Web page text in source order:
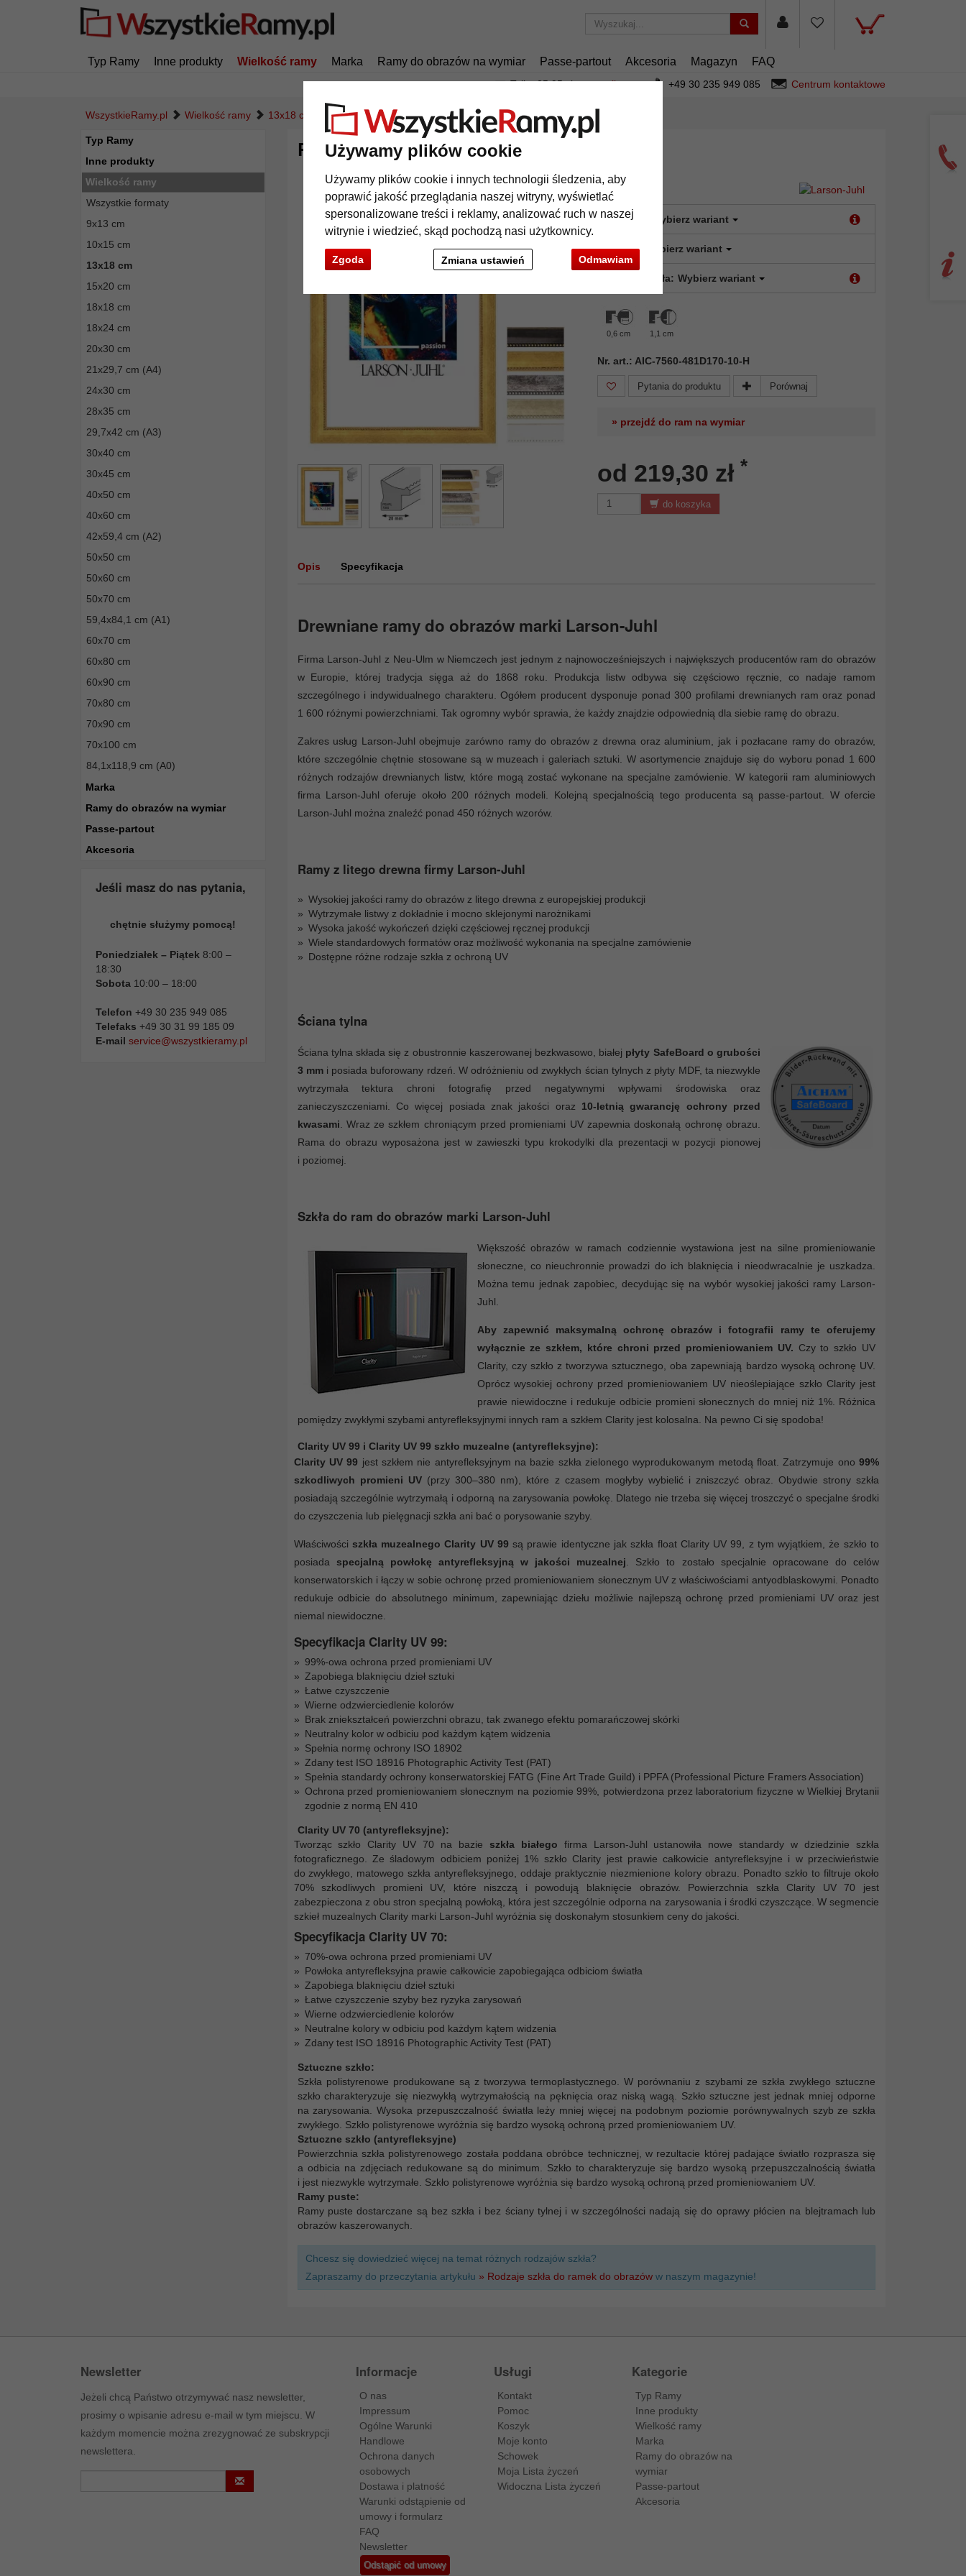
Używamy plików cookie
Używamy plików cookie i innych technologii śledzenia, aby
poprawić jakość przeglądania naszej witryny, wyświetlać
spersonalizowane treści i reklamy, analizować ruch w naszej
witrynie i wiedzieć, skąd pochodzą nasi użytkownicy.
Zgoda Odmawiam
Zmiana ustawień
Typ Ramy Inne produkty Wielkość ramy Marka Ramy do obrazów na wymiar Passe-partout Akcesoria Magazyn FAQ
Tylko 25,95 złza wysyłkę. +49 30 235 949 085 Centrum kontaktowe
WszystkieRamy.pl Wielkość ramy 13x18 cm Rama drewniana PEARL
Typ Ramy
Inne produkty
Wielkość ramy
Wszystkie formaty
9x13 cm
10x15 cm
13x18 cm
15x20 cm
18x18 cm
18x24 cm
20x30 cm
21x29,7 cm (A4)
24x30 cm
28x35 cm
29,7x42 cm (A3)
30x40 cm
30x45 cm
40x50 cm
40x60 cm
42x59,4 cm (A2)
50x50 cm
50x60 cm
50x70 cm
59,4x84,1 cm (A1)
60x70 cm
60x80 cm
60x90 cm
70x80 cm
70x90 cm
70x100 cm
84,1x118,9 cm (A0)
Marka
Ramy do obrazów na wymiar
Passe-partout
Akcesoria
Jeśli masz do nas pytania,
chętnie służymy pomocą!
Poniedziałek – Piątek 8:00 –
18:30
Sobota 10:00 – 18:00
Telefon +49 30 235 949 085
Telefaks +49 30 31 99 185 09
E-mail service@wszystkieramy.pl
Rama drewniana PEARL
format: Wybierz wariant
kolor: Wybierz wariant
rodzaj szkła: Wybierz wariant
0,6 cm 1,1 cm
Nr. art.: AIC-7560-481D170-10-H
Pytania do produktu Porównaj
» przejdź do ram na wymiar
od 219,30 zł *
do koszyka
Opis Specyfikacja
Drewniane ramy do obrazów marki Larson-Juhl
Firma Larson-Juhl z Neu-Ulm w Niemczech jest jednym z najnowocześniejszych i największych producentów ram do obrazów
w Europie, której tradycja sięga aż do 1868 roku. Produkcja listw odbywa się częściowo ręcznie, co nadaje ramom
szczególnego i indywidualnego charakteru. Ogółem producent dysponuje ponad 300 profilami drewnianych ram oraz ponad
1 600 różnymi powierzchniami. Tak ogromny wybór sprawia, że każdy znajdzie odpowiednią dla siebie ramę do obrazu.
Zakres usług Larson-Juhl obejmuje zarówno ramy do obrazów z drewna oraz aluminium, jak i pozłacane ramy do obrazów,
które szczególnie chętnie stosowane są w muzeach i galeriach sztuki. W asortymencie znajduje się do wyboru ponad 1 600
różnych rodzajów drewnianych listw, które mogą zostać wykonane na specjalne zamówienie. W kategorii ram aluminiowych
firma Larson-Juhl oferuje około 200 różnych modeli. Kolejną specjalnością tego producenta są passe-partout. W ofercie
Larson-Juhl można znaleźć ponad 450 różnych wzorów.
Ramy z litego drewna firmy Larson-Juhl
Wysokiej jakości ramy do obrazów z litego drewna z europejskiej produkcji
Wytrzymałe listwy z dokładnie i mocno sklejonymi narożnikami
Wysoka jakość wykończeń dzięki częściowej ręcznej produkcji
Wiele standardowych formatów oraz możliwość wykonania na specjalne zamówienie
Dostępne różne rodzaje szkła z ochroną UV
Ściana tylna
Ściana tylna składa się z obustronnie kaszerowanej bezkwasowo, białej płyty SafeBoard o grubości
3 mmi posiada buforowany rdzeń. W odróżnieniu od zwykłych ścian tylnych z płyty MDF, ta niezwykle
wytrzymała tektura chroni fotografię przed negatywnymi wpływami środowiska oraz
zanieczyszczeniami. Co więcej posiada znak jakości oraz 10-letnią gwarancję ochrony przed
kwasami . Wraz ze szkłem chroniącym przed promieniami UV zapewnia doskonałą ochronę obrazu.
Rama do obrazu wyposażona jest w zawieszki typu krokodylki dla prezentacji w pozycji pionowej
i poziomej.
Szkła do ram do obrazów marki Larson-Juhl
Większość obrazów w ramach codziennie wystawiona jest na silne promieniowanie
słoneczne, co nieuchronnie prowadzi do ich blaknięcia i nieodwracalnie je uszkadza.
Można temu jednak zapobiec, decydując się na wybór wysokiej jakości ramy Larson-
Juhl.
Aby zapewnić maksymalną ochronę obrazów i fotografii ramy te oferujemy
wyłącznie ze szkłem, które chroni przed promieniowaniem UV. Czy to szkło UV
Clarity, czy szkło z tworzywa sztucznego, oba zapewniają bardzo wysoką ochronę UV.
Oprócz wysokiej ochrony przed promieniowaniem UV nieoślepiające szkło Clarity jest
prawie niewidoczne i redukuje odbicie promieni słonecznych do mniej niż 1%. Różnica
pomiędzy zwykłymi szybami antyrefleksyjnymi innych ram a szkłem Clarity jest kolosalna. Na pewno Ci się spodoba!
Clarity UV 99 i Clarity UV 99 szkło muzealne (antyrefleksyjne):
Clarity UV 99 jest szkłem nie antyrefleksyjnym na bazie szkła zielonego wyprodukowanym metodą float. Zatrzymuje ono 99%
szkodliwych promieni UV(przy 300–380 nm), które z czasem mogłyby wybielić i zniszczyć obraz. Obydwie strony szkła
posiadają szczególnie wytrzymałą i odporną na zarysowania powłokę. Dlatego nie trzeba się więcej troszczyć o specjalne środki
do czyszczenia lub pielęgnacji szkła ani bać o porysowanie szyby.
Właściwości szkła muzealnego Clarity UV 99 są prawie identyczne jak szkła float Clarity UV 99, z tym wyjątkiem, że szkło to
posiada specjalną powłokę antyrefleksyjną w jakości muzealnej . Szkło to zostało specjalnie opracowane do celów
konserwatorskich i łączy w sobie ochronę przed promieniowaniem słonecznym UV z właściwościami antyodblaskowymi. Ponadto
redukuje odbicie do absolutnego minimum, zapewniając dziełu możliwie najlepszą ochronę przed promieniami UV oraz jest
niemal niewidoczne.
Specyfikacja Clarity UV 99:
99%-owa ochrona przed promieniami UV
Zapobiega blaknięciu dzieł sztuki
Łatwe czyszczenie
Wierne odzwierciedlenie kolorów
Brak zniekształceń powierzchni obrazu, tak zwanego efektu pomarańczowej skórki
Neutralny kolor w odbiciu pod każdym kątem widzenia
Spełnia normę ochrony ISO 18902
Zdany test ISO 18916 Photographic Activity Test (PAT)
Spełnia standardy ochrony konserwatorskiej FATG (Fine Art Trade Guild) i PPFA (Professional Picture Framers Association)
Ochrona przed promieniowaniem słonecznym na poziomie 99%, potwierdzona przez laboratorium fizyczne w Wielkiej Brytanii
zgodnie z normą EN 410
Clarity UV 70 (antyrefleksyjne):
Tworząc szkło Clarity UV 70 na bazie szkła białego firma Larson-Juhl ustanowiła nowe standardy w dziedzinie szkła
fotograficznego. Ze śladowym odbiciem poniżej 1% szkło Clarity jest prawie całkowicie antyrefleksyjne i w przeciwieństwie
do zwykłego, matowego szkła antyrefleksyjnego, oddaje praktycznie niezmienione kolory obrazu. Ponadto szkło to filtruje około
70% szkodliwych promieni UV, które niszczą i powodują blaknięcie obrazów. Powierzchnia szkła Clarity UV 70 jest
zabezpieczona z obu stron specjalną powłoką, która jest szczególnie odporna na zarysowania i środki czyszczące. W segmencie
szkieł muzealnych Clarity marki Larson-Juhl wyróżnia się doskonałym stosunkiem ceny do jakości.
Specyfikacja Clarity UV 70:
70%-owa ochrona przed promieniami UV
Powłoka antyrefleksyjna prawie całkowicie zapobiegająca odbiciom światła
Zapobiega blaknięciu dzieł sztuki
Łatwe czyszczenie szyby bez ryzyka zarysowań
Wierne odzwierciedlenie kolorów
Neutralne kolory w odbiciu pod każdym kątem widzenia
Zdany test ISO 18916 Photographic Activity Test (PAT)
Sztuczne szkło:
Szkła polistyrenowe produkowane są z tworzywa termoplastycznego. W porównaniu z szybami ze szkła zwykłego sztuczne
szkło charakteryzuje się niezwykłą wytrzymałością na pęknięcia oraz niską wagą. Szkło sztuczne jest jednak mniej odporne
na zarysowania. Wysoka przepuszczalność światła leży mniej więcej na podobnym poziomie porównywalnych szyb ze szkła
zwykłego. Szkło polistyrenowe wyróżnia się bardzo wysoką ochroną przed promieniowaniem UV.
Sztuczne szkło (antyrefleksyjne)
Powierzchnia szkła polistyrenowego została poddana obróbce technicznej, w rezultacie której padające światło rozprasza się
a odbicia na zdjęciach redukowane są do minimum. Szkło to charakteryzuje się bardzo wysoką przepuszczalnością światła
i jest niezwykle wytrzymałe. Szkło polistyrenowe wyróżnia się bardzo wysoką ochroną przed promieniowaniem UV.
Ramy puste:
Ramy puste dostarczane są bez szkła i bez ściany tylnej i w szczególności nadają się do oprawy płócien na blejtramach lub
obrazów kaszerowanych.
Chcesz się dowiedzieć więcej na temat różnych rodzajów szkła?
Zapraszamy do przeczytania artykułu » Rodzaje szkła do ramek do obrazóww naszym magazynie!
Newsletter
Jeżeli chcą Państwo otrzymywać nasz newsletter,
prosimy o wpisanie adresu e-mail w tym miejscu. W
każdym momencie można zrezygnować ze subskrypcji
newslettera.
Informacje
O nas
Impressum
Ogólne Warunki
Handlowe
Ochrona danych
osobowych
Dostawa i platność
Warunki odstąpienie od
umowy i formularz
FAQ
Newsletter
Odstąpić od umowy
Usługi
Kontakt
Pomoc
Koszyk
Moje konto
Schowek
Moja Lista życzeń
Widoczna Lista życzeń
Kategorie
Typ Ramy
Inne produkty
Wielkość ramy
Marka
Ramy do obrazów na
wymiar
Passe-partout
Akcesoria